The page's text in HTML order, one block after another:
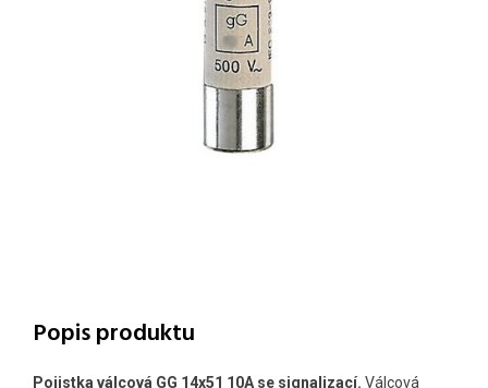
Popis produktu
Pojistka válcová GG 14x51 10A se signalizací. Válcová